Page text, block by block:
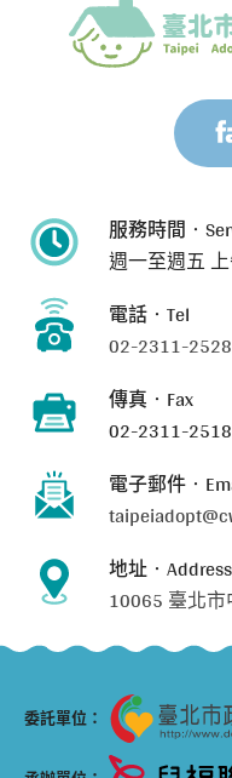
服務時間
週一至週五
電話‧Tel
02-2311-2528
傳真‧Fax
02-2311-2518
電子郵件
地址‧Address
10065 臺北
委託單位：